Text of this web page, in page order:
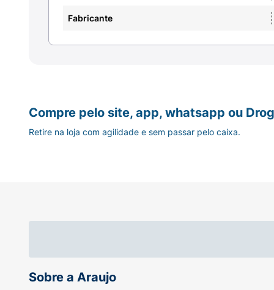
Aromatizante* :
Sintético Idêntico ao Natural
Contém
Contém Amendoim :
Pode Conter
Pode Conter
Fabricante
Sobre a Araujo
Compre pelo site, app, whatsapp ou
Retire na loja com agilidade e sem passar pelo caixa.